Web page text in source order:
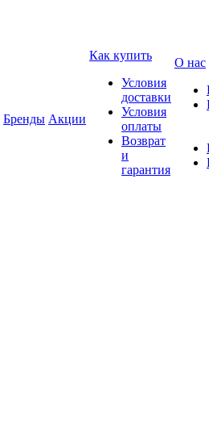
Бренды Акции
Как купить
Условия
доставки
Условия
оплаты
Возврат
и
гарантия
О нас